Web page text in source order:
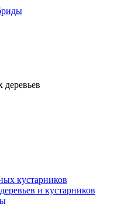
кустарников
и кустарников